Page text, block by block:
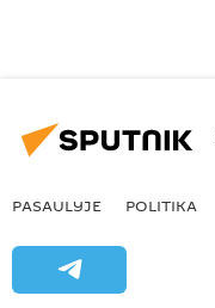
PASAULYJE POLITIKA